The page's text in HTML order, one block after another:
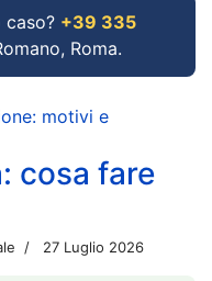
caso? +39 335
Roma.
motivi e
cosa fare
27 Luglio 2026